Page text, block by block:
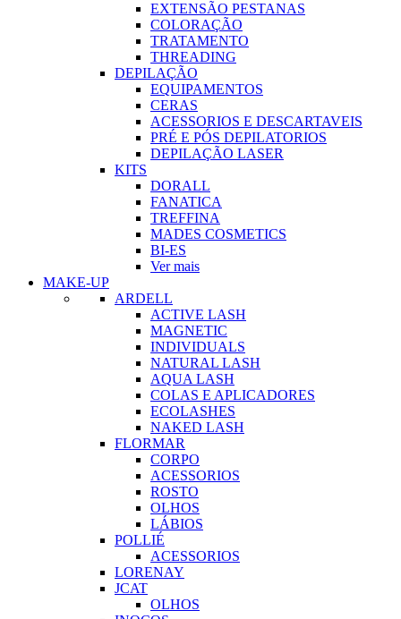
EXTENSÃO PESTANAS
COLORAÇÃO
TRATAMENTO
THREADING
DEPILAÇÃO
EQUIPAMENTOS
CERAS
ACESSORIOS E DESCARTAVEIS
PRÉ E PÓS DEPILATORIOS
DEPILAÇÃO LASER
KITS
DORALL
FANATICA
TREFFINA
MADES COSMETICS
BI-ES
Ver mais
MAKE-UP
ARDELL
ACTIVE LASH
MAGNETIC
INDIVIDUALS
NATURAL LASH
AQUA LASH
COLAS E APLICADORES
ECOLASHES
NAKED LASH
FLORMAR
CORPO
ACESSORIOS
ROSTO
OLHOS
LÁBIOS
POLLIÉ
ACESSORIOS
LORENAY
JCAT
OLHOS